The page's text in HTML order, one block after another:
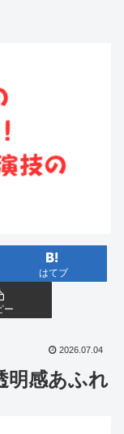
はてブ
ー
2026.07.04
明感あふれ